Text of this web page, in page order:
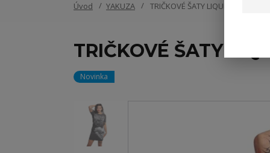
Úvod YAKUZA TRIČKOVÉ ŠATY LIQUID HEART
TRIČKOVÉ ŠATY
Novinka